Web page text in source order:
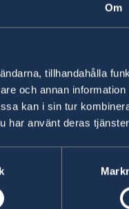
Om
tillhandahålla
och annan information
kan i sin tur
har använt deras
mot
dödades och
omTerrorism